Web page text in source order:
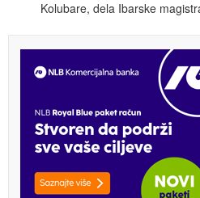
Kolubare, dela Ibarske